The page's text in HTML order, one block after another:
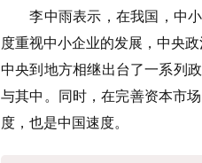
李中雨表示，在我国，中小
度重视中小企业的发展，中央
中央到地方相继出台了一系列
与其中。同时，在完善资本市
度，也是中国速度。